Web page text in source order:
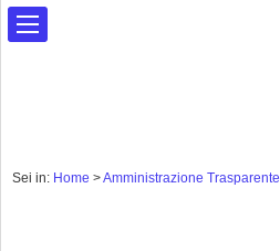
Sei in: Home >Amministrazione Trasparente